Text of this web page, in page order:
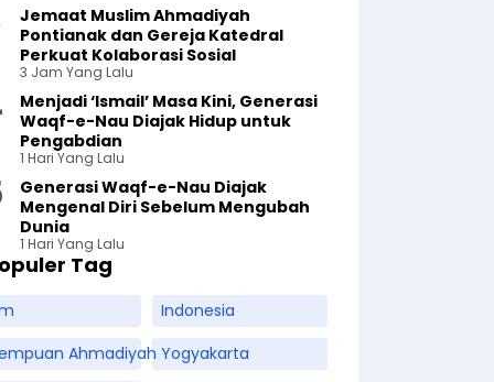
Jemaat Muslim Ahmadiyah
Pontianak dan Gereja Katedral
Perkuat Kolaborasi Sosial
3 Jam Yang Lalu
Menjadi ‘Ismail’ Masa Kini, Generasi
Waqf-e-Nau Diajak Hidup untuk
Pengabdian
1 Hari Yang Lalu
Generasi Waqf-e-Nau Diajak
Mengenal Diri Sebelum Mengubah
Dunia
1 Hari Yang Lalu
Tag
Indonesia
Ahmadiyah Yogyakarta